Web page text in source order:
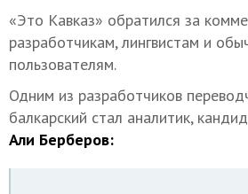
«Это Кавказ» обратился за
разработчикам, лингвистам и
пользователям.
Одним из разработчиков
балкарский стал аналитик,
Али Берберов: